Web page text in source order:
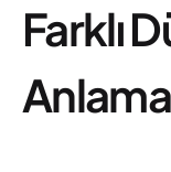
Farklı